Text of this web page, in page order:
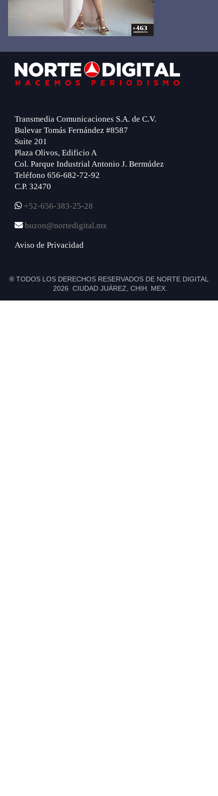
Footer
Transmedia Comunicaciones S.A. de C.V.
Bulevar Tomás Fernández #8587
Suite 201
Plaza Olivos, Edificio A
Col. Parque Industrial Antonio J. Bermúdez
Teléfono 656-682-72-92
C.P. 32470
+52-656-383-25-28
buzon@nortedigital.mx
Aviso de Privacidad
® TODOS LOS DERECHOS RESERVADOS DE NORTE DIGITAL
2026 CIUDAD JUÁREZ, CHIH. MEX.